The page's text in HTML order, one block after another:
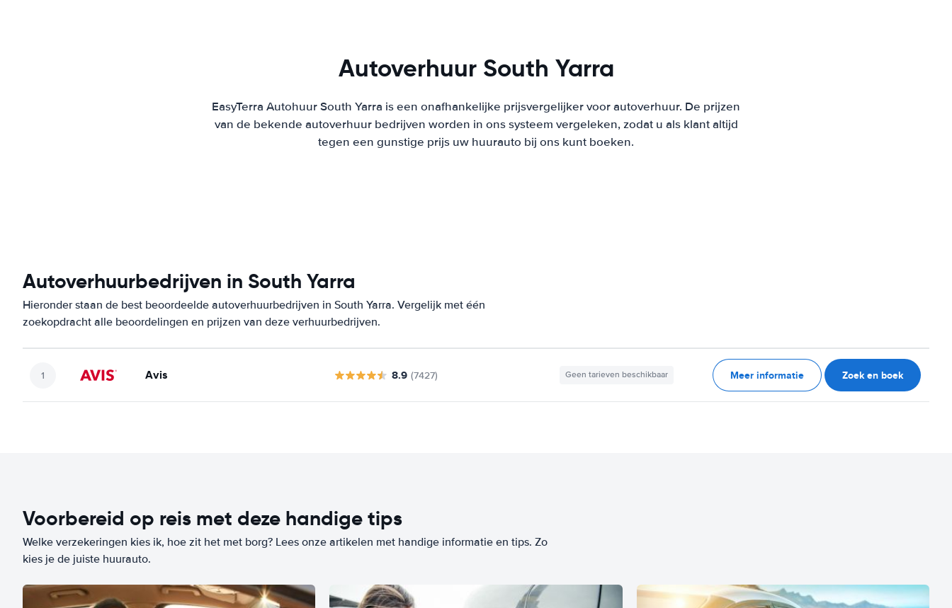
Autoverhuur South Yarra
EasyTerra Autohuur South Yarra is een onafhankelijke prijsvergelijker voor autoverhuur. De prijzen
van de bekende autoverhuur bedrijven worden in ons systeem vergeleken, zodat u als klant altijd
tegen een gunstige prijs uw huurauto bij ons kunt boeken.
Autoverhuurbedrijven in South Yarra
Hieronder staan de best beoordeelde autoverhuurbedrijven in South Yarra. Vergelijk met één
zoekopdracht alle beoordelingen en prijzen van deze verhuurbedrijven.
Avis 8.9 (7427) Geen tarieven beschikbaar Meer informatie Zoek en boek
Voorbereid op reis met deze handige tips
Welke verzekeringen kies ik, hoe zit het met borg? Lees onze artikelen met handige informatie en tips. Zo
kies je de juiste huurauto.